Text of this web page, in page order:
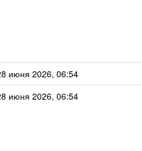
июня 2026, 06:54
июня 2026, 06:54